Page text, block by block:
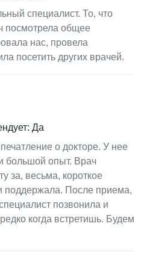
специалист. То, что
посмотрела общее
нас, провела
посетить других врачей.
Да
о докторе. У нее
большой опыт. Врач
за, весьма, короткое
поддержала. После приема,
позвонила и
когда встретишь. Будем